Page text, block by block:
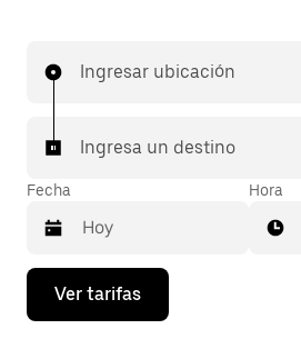
Ingresar ubicación
Ingresa un destino
Fecha
Presiona
flecha
Hora
Ver tarifas